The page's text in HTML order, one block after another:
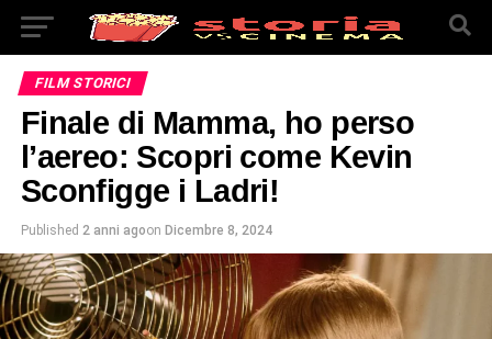
FILM STORICI
Finale di Mamma, ho perso
l’aereo: Scopri come Kevin
Sconfigge i Ladri!
Published 2 anni agoon Dicembre 8, 2024